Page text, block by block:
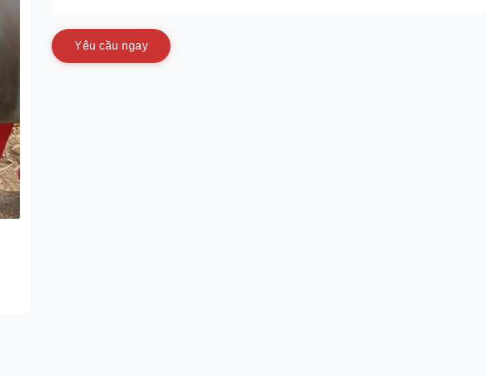
Yêu cầu ngay